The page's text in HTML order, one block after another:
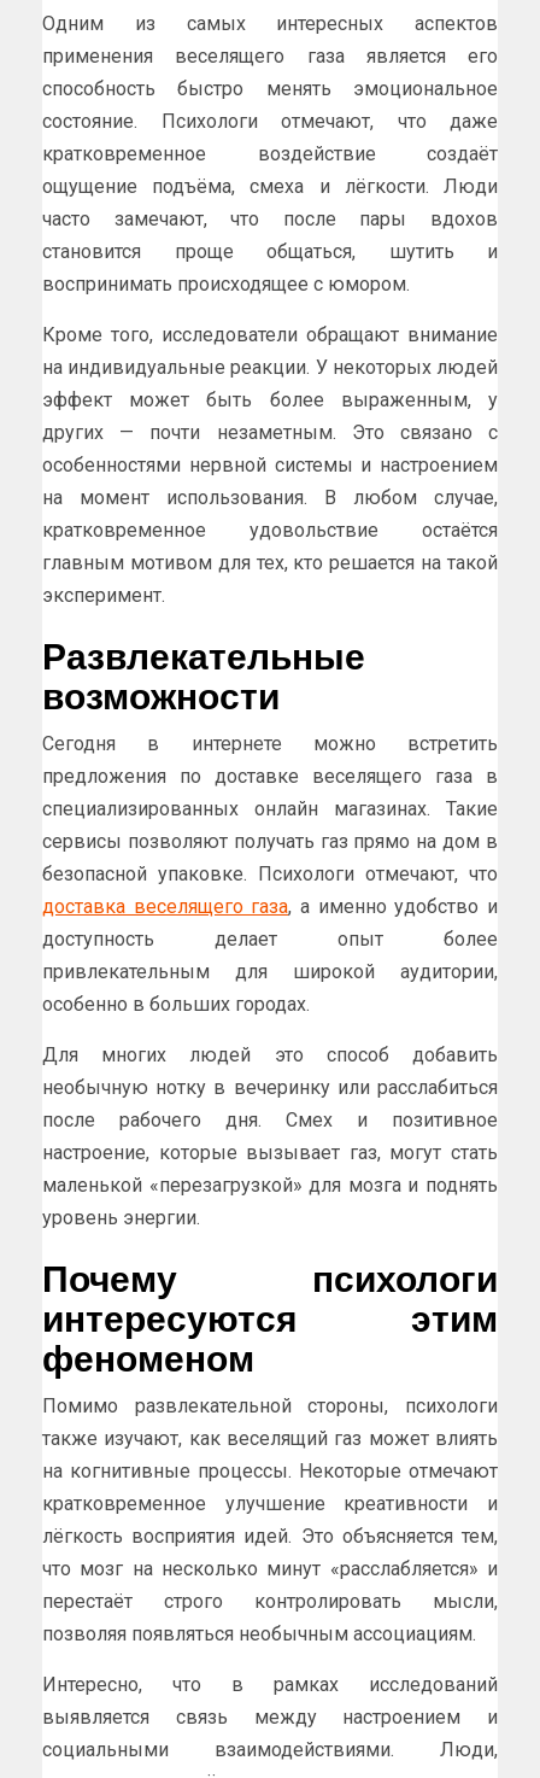
Одним из самых интересных аспектов
применения веселящего газа является его
способность быстро менять эмоциональное
состояние. Психологи отмечают, что даже
кратковременное воздействие создаёт
ощущение подъёма, смеха и лёгкости. Люди
часто замечают, что после пары вдохов
становится проще общаться, шутить и
воспринимать происходящее с юмором.
Кроме того, исследователи обращают внимание
на индивидуальные реакции. У некоторых людей
эффект может быть более выраженным, у
других — почти незаметным. Это связано с
особенностями нервной системы и настроением
на момент использования. В любом случае,
кратковременное удовольствие остаётся
главным мотивом для тех, кто решается на такой
эксперимент.
Развлекательные
возможности
Сегодня в интернете можно встретить
предложения по доставке веселящего газа в
специализированных онлайн магазинах. Такие
сервисы позволяют получать газ прямо на дом в
безопасной упаковке. Психологи отмечают, что
доставка веселящего газа, а именно удобство и
доступность делает опыт более
привлекательным для широкой аудитории,
особенно в больших городах.
Для многих людей это способ добавить
необычную нотку в вечеринку или расслабиться
после рабочего дня. Смех и позитивное
настроение, которые вызывает газ, могут стать
маленькой «перезагрузкой» для мозга и поднять
уровень энергии.
Почему психологи
интересуются этим
феноменом
Помимо развлекательной стороны, психологи
также изучают, как веселящий газ может влиять
на когнитивные процессы. Некоторые отмечают
кратковременное улучшение креативности и
лёгкость восприятия идей. Это объясняется тем,
что мозг на несколько минут «расслабляется» и
перестаёт строго контролировать мысли,
позволяя появляться необычным ассоциациям.
Интересно, что в рамках исследований
выявляется связь между настроением и
социальными взаимодействиями. Люди,